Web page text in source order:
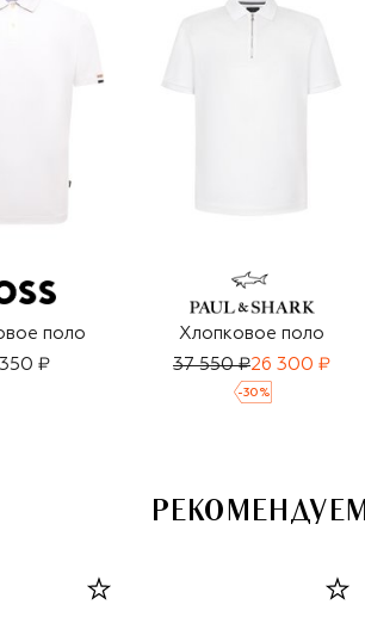
поло
₽
Хлопковое поло
37 550 ₽26 300 ₽
-30 %
РЕКОМЕНДУЕМ